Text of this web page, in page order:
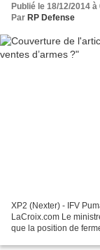
Publié le 18/12/2014 à
Par RP Defense
XP2 (Nexter) - IFV
LaCroix.com Le
que la position de